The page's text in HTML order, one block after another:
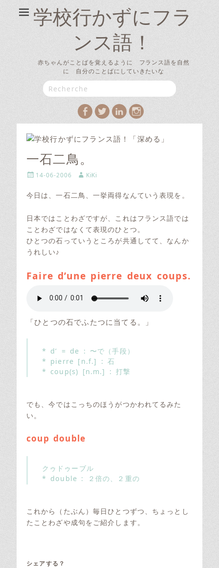
学校行かずにフラ
ンス語！
赤ちゃんがことばを覚えるように フランス語を自然
に 自分のことばにしていきたいな
Search
for:
Facebook
TwitterLinkedIn
Instagram
一石二鳥。
P
s
d
o
14-06-2006
A
t
h
r
KiKi
今日は、一石二鳥、一挙両得なんていう表現を。
日本ではことわざですが、これはフランス語では
ことわざではなくて表現のひとつ。
ひとつの石っていうところが共通してて、なんか
うれしい♪
Faire d’une pierre deux coups.
「ひとつの石でふたつに当てる。」
* d’ = de : 〜で（手段）
* pierre [n.f.] : 石
* coup(s) [n.m.] : 打撃
でも、今ではこっちのほうがつかわれてるみた
い。
coup double
クゥドゥーブル
* double : ２倍の、２重の
これから（たぶん）毎日ひとつずつ、ちょっとし
たことわざや成句をご紹介します。
シェアする？